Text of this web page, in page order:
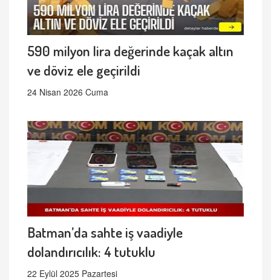
590 milyon lira değerinde kaçak altın
ve döviz ele geçirildi
24 Nisan 2026 Cuma
Batman’da sahte iş vaadiyle
dolandırıcılık: 4 tutuklu
22 Eylül 2025 Pazartesi